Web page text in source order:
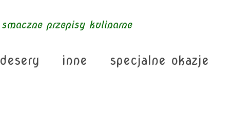
smaczne przepisy kulinarne
desery inne specjalne okazje